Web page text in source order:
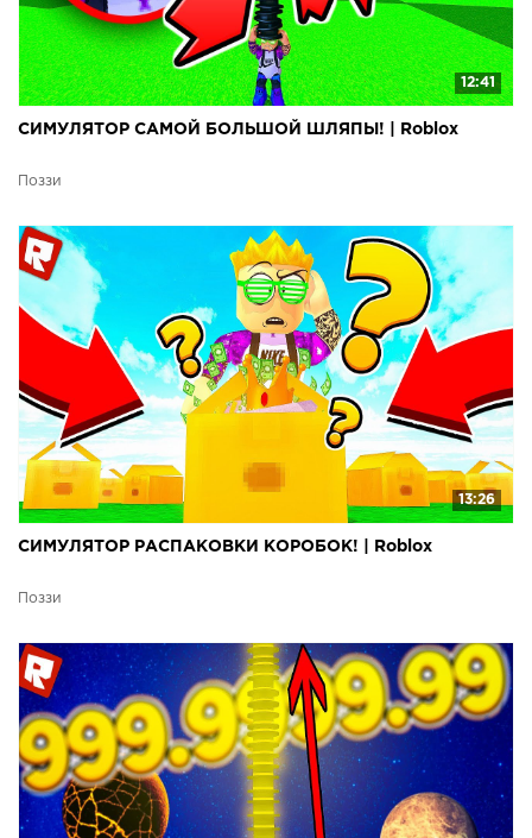
12:41
СИМУЛЯТОР САМОЙ БОЛЬШОЙ ШЛЯПЫ! | Roblox
Поззи
13:26
СИМУЛЯТОР РАСПАКОВКИ КОРОБОК! | Roblox
Поззи